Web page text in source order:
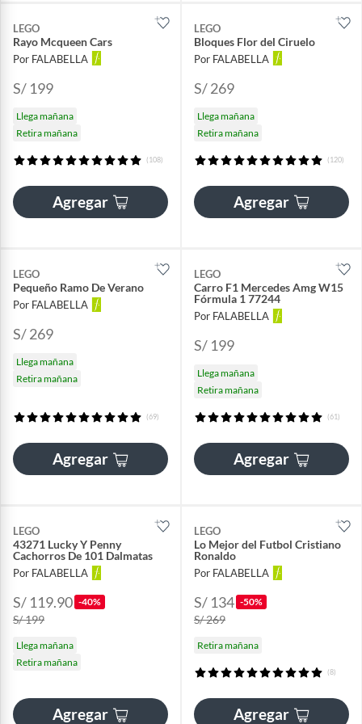
LEGO
Rayo Mcqueen Cars
Por FALABELLA
S/ 199
Llega mañana
Retira mañana
(108)
Agregar
LEGO
Bloques Flor del Ciruelo
Por FALABELLA
S/ 269
Llega mañana
Retira mañana
(120)
Agregar
LEGO
Pequeño Ramo De Verano
Por FALABELLA
S/ 269
Llega mañana
Retira mañana
(69)
Agregar
LEGO
Carro F1 Mercedes Amg W15
Fórmula 1 77244
Por FALABELLA
S/ 199
Llega mañana
Retira mañana
(61)
Agregar
LEGO
43271 Lucky Y Penny
Cachorros De 101 Dalmatas
Por FALABELLA
S/ 119.90 -40%
S/ 199
Llega mañana
Retira mañana
Agregar
LEGO
Lo Mejor del Futbol Cristiano
Ronaldo
Por FALABELLA
S/ 134 -50%
S/ 269
Retira mañana
(8)
Agregar